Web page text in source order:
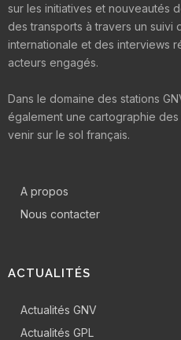
sur les initiatives et nouveautés
des transports à travers un suivi
internationale et des interviews
acteurs engagés.
Dans le domaine des stations
également une cartographie
venir sur le sol français.
A propos
Nous contacter
ACTUALITÉS
Actualités GNV
Actualités GPL